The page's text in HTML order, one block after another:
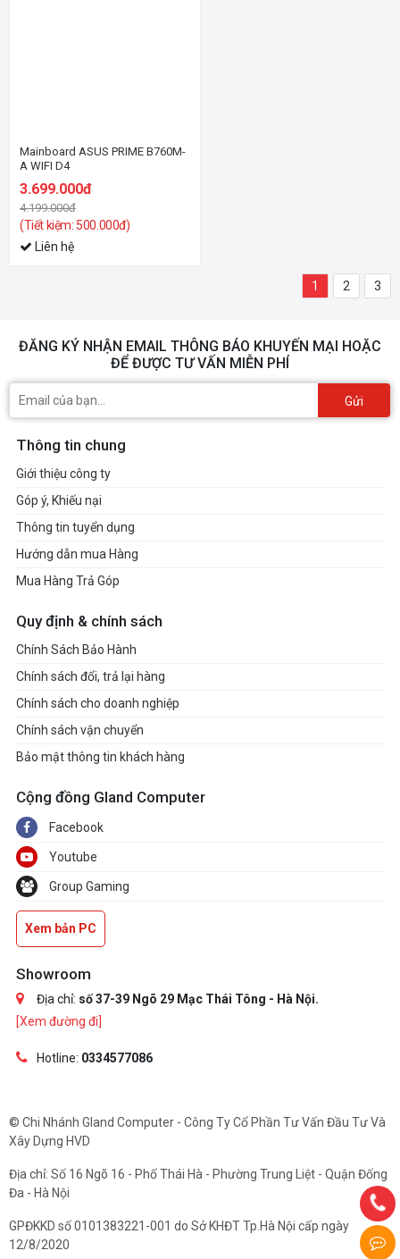
Mainboard ASUS PRIME B760M-
A WIFI D4
3.699.000đ
4.199.000đ
(Tiết kiệm: 500.000đ)
Liên hệ
1 2 3
ĐĂNG KÝ NHẬN EMAIL THÔNG BÁO KHUYẾN MẠI HOẶC
ĐỂ ĐƯỢC TƯ VẤN MIỄN PHÍ
Gửi
Thông tin chung
Giới thiệu công ty
Góp ý, Khiếu nại
Thông tin tuyển dụng
Hướng dẫn mua Hàng
Mua Hàng Trả Góp
Quy định & chính sách
Chính Sách Bảo Hành
Chính sách đổi, trả lại hàng
Chính sách cho doanh nghiệp
Chính sách vận chuyển
Bảo mật thông tin khách hàng
Cộng đồng Gland Computer
Facebook
Youtube
Group Gaming
Xem bản PC
Showroom
Địa chỉ: số 37-39 Ngõ 29 Mạc Thái Tông - Hà Nội.
[Xem đường đi]
Hotline: 0334577086
© Chi Nhánh Gland Computer - Công Ty Cổ Phần Tư Vấn Đầu Tư Và
Xây Dựng HVD
Địa chỉ: Số 16 Ngõ 16 - Phố Thái Hà - Phường Trung Liệt - Quận Đống
Đa - Hà Nội
GPĐKKD số 0101383221-001 do Sở KHĐT Tp.Hà Nội cấp ngày
12/8/2020